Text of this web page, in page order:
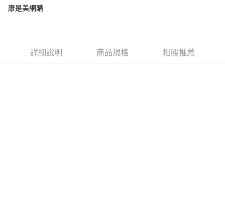
運送方式
康是美網購
詳細說明 商品規格 相關推薦